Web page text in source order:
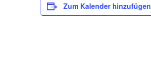
Zum Kalender hinzufügen